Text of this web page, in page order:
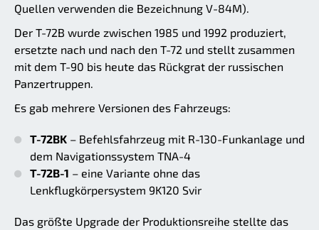
Quellen verwenden die Bezeichnung V-84M).
Der T-72B wurde zwischen 1985 und 1992 produziert,
ersetzte nach und nach den T-72 und stellt zusammen
mit dem T-90 bis heute das Rückgrat der russischen
Panzertruppen.
Es gab mehrere Versionen des Fahrzeugs:
T-72BK – Befehlsfahrzeug mit R-130-Funkanlage und
dem Navigationssystem TNA-4
T-72B-1 – eine Variante ohne das
Lenkflugkörpersystem 9K120 Svir
Das größte Upgrade der Produktionsreihe stellte das